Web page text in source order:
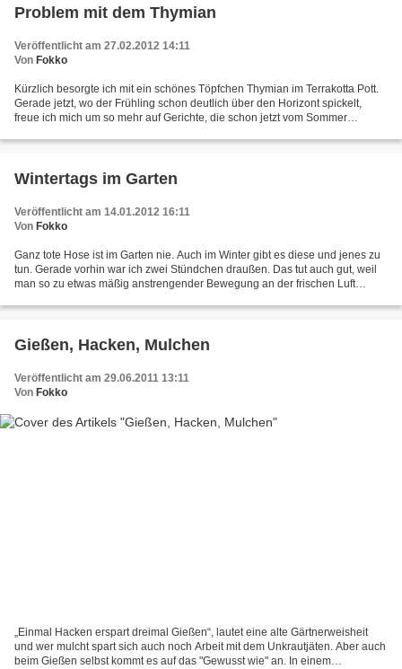
Problem mit dem Thymian
Veröffentlicht am 27.02.2012 14:11
Von Fokko
Kürzlich besorgte ich mit ein schönes Töpfchen Thymian im Terrakotta Pott.
Gerade jetzt, wo der Frühling schon deutlich über den Horizont spickelt,
freue ich mich um so mehr auf Gerichte, die schon jetzt vom Sommer
Wintertags im Garten
Veröffentlicht am 14.01.2012 16:11
Von Fokko
Ganz tote Hose ist im Garten nie. Auch im Winter gibt es diese und jenes zu
tun. Gerade vorhin war ich zwei Stündchen draußen. Das tut auch gut, weil
man so zu etwas mäßig anstrengender Bewegung an der frischen Luft
Gießen, Hacken, Mulchen
Veröffentlicht am 29.06.2011 13:11
Von Fokko
„Einmal Hacken erspart dreimal Gießen“, lautet eine alte Gärtnerweisheit
und wer mulcht spart sich auch noch Arbeit mit dem Unkrautjäten. Aber auch
beim Gießen selbst kommt es auf das "Gewusst wie" an. In einem